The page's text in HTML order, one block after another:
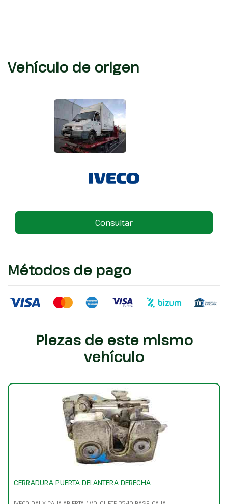
Vehículo de origen
Consultar
Métodos de pago
Piezas de este mismo
vehículo
CERRADURA PUERTA DELANTERA DERECHA